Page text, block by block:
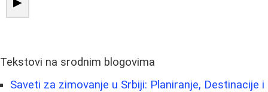
Tekstovi na srodnim blogovima
Saveti za zimovanje u Srbiji: Planiranje, Destinacije i